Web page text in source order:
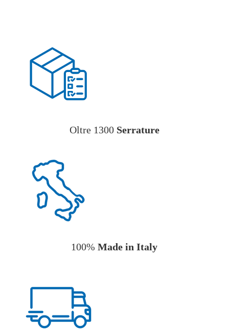
Oltre 1300 Serrature
100%Made in Italy